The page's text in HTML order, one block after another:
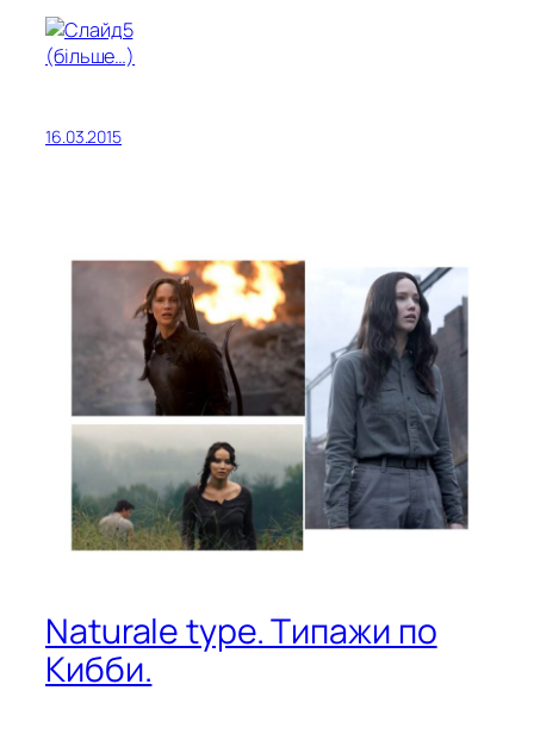
(більше…)
16.03.2015
Naturale type. Типажи по
Кибби.